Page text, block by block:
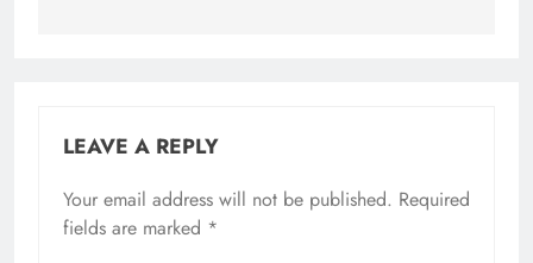
LEAVE A REPLY
Your email address will not be published. Required
fields are marked *